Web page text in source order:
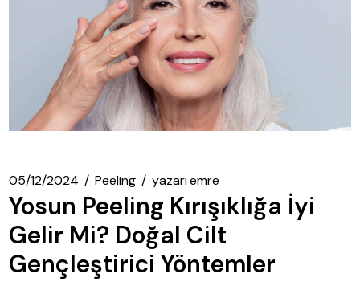
05/12/2024 Peeling yazarıemre
Yosun Peeling Kırışıklığa İyi
Gelir Mi? Doğal Cilt
Gençleştirici Yöntemler